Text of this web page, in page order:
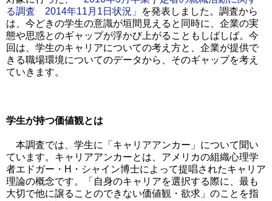
る調査 2014年11月1日状況」
を発表しました。調査から
は、今どきの学生の意識が垣間見えると同時に、企業の実
態や思惑とのギャップが浮かび上がることもしばしば。今
回は、学生のキャリアについての考え方と、企業が提供で
きる職場環境についてのデータから、そのギャップを考え
ていきます。
学生が持つ価値観とは
本調査では、学生に「キャリアアンカー」について聞い
ています。キャリアアンカーとは、アメリカの組織心理学
者エドガー・H・シャイン博士によって提唱されたキャリア
理論の概念です。「自身のキャリアを選択する際に、最も
大切で他に譲ることのできない価値観・欲求」のことを指